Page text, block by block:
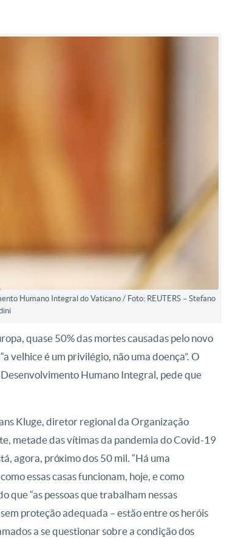
Humano Integral do Vaticano / Foto: REUTERS – Stefano
quase 50% das mortes causadas pelo novo
velhice é um privilégio, não uma doença”. O
Humano Integral, pede que
Kluge, diretor regional da Organização
metade das vítimas da pandemia do Covid-19
agora, próximo dos 50 mil. “Há uma
essas casas funcionam, hoje, e como
que “as pessoas que trabalham nessas
proteção adequada – estão entre os heróis
a se questionar sobre a condição dos